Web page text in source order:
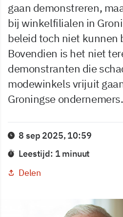
gaan demonstreren,
bij winkelfilialen in
beleid toch niet kunnen
Bovendien is het niet
demonstranten die
modewinkels vrijuit
Groningse ondernemers.
8 sep 2025, 10:59
Leestijd: 1 minuut
Delen